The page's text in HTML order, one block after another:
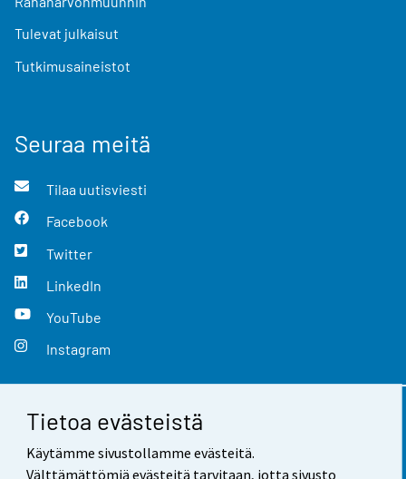
Tietoa evästeistä
Käytämme sivustollamme evästeitä.
Välttämättömiä evästeitä tarvitaan, jotta sivusto
Tulevat julkaisut
Tutkimusaineistot
Seuraa meitä
Tilaa uutisviesti
Facebook
Twitter
LinkedIn
YouTube
Instagram
Yhteystiedot
Palaute